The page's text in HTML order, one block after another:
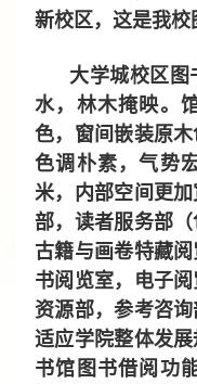
新校区，这是我校
大学城校区图
水，林木掩映。
色，窗间嵌装原
色调朴素，气势
米，内部空间更
部，读者服务部（
古籍与画卷特藏
书阅览室，电子
资源部，参考咨
适应学院整体发
书馆图书借阅功